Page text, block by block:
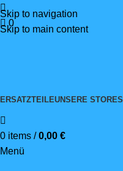
Skip to navigation
Skip to main content
0
ERSATZTEILEUNSERE STORES
0 items / 0,00 €
Menü